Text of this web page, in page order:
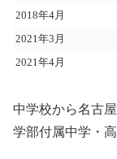
2018年4月
2021年3月
2021年4月
中学校から名古
学部付属中学・